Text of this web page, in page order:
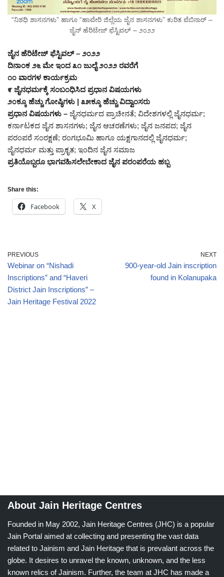
“ನಿಶಧಿ ಶಾಸನಗಳು” ಹಾಗೂ “ಹಾವೇರಿ ಜಿಲ್ಲೆಯ ಜೈನ ಶಾಸನಗಳು” ಕುರಿತ ವೆಬಿನಾರ್ –
ಜೈನ್ ಹೆರಿಟೇಜ್ ಫೆಸ್ಟಿವಲ್ – ೨೦೨೨
ಜೈನ ಹೆರಿಟೇಜ್ ಫೆಸ್ಟಿವಲ್ – ೨೦೨೨
ದಿನಾಂಕ ೨೬ ಮೇ ಇಂದ ೩೧ ಜುಲೈ ೨೦೨೨ ರವರೆಗೆ
೧೦ ವಾರಗಳ ಕಾರ್ಯಕ್ರಮ
೯ ಜೈನಧರ್ಮಕ್ಕೆ ಸಂಬಂಧಿಸಿದ ಪ್ರಧಾನ ವಿಷಯಗಳು
೨೦ಕ್ಕೂ ಹೆಚ್ಚು ಗೋಷ್ಠಿಗಳು | ೩೫ಕ್ಕೂ ಹೆಚ್ಚು ವಿದ್ವಾಂಸರು
ಪ್ರಧಾನ ವಿಷಯಗಳು – ಜೈನಧರ್ಮದ ಪ್ರಾಚೀನತೆ; ವಿದೇಶಗಳಲ್ಲಿ ಜೈನಧರ್ಮ;
ಕರ್ನಾಟಕದ ಜೈನ ಶಾಸನಗಳು; ಜೈನ ಆಚರಣೆಗಳು; ಜೈನ ಜನಪದ; ಜೈನ
ಪರಂಪರೆ ಸಂರಕ್ಷಣೆ; ರಂಗಭೂಮಿ ಹಾಗೂ ಯಕ್ಷಗಾನದಲ್ಲಿ ಜೈನಧರ್ಮ;
ಜೈನಧರ್ಮ ಮತ್ತು ಪ್ರಾಕೃತ; ಇಂದಿನ ಜೈನ ಸಮಾಜ
ಪ್ರತಿಯೊಬ್ಬರೂ ಭಾಗವಹಿಸಲೇಬೇಕಾದ ಜೈನ ಪರಂಪರೆಯ ಹಬ್ಬ
Share this:
Facebook X
PREVIOUS
Webinar on “Nishadi
Inscriptions” and “Haveri
District Jain Inscriptions” –
Jain Heritage Festival 2022
NEXT
900-year-old Jain inscription
found in Kolanupaka
About Jain Heritage Centres
Founded in May 2002, Jain Heritage Centres (JHC) is a popular
Jain Portal aimed at collecting and presenting the vast data
related to Jainism and Jain Heritage that is prevalant across the
globe. It desires to unravel the known, unknown, and the less
known relics of Jainism. Further, the team at JHC has made a